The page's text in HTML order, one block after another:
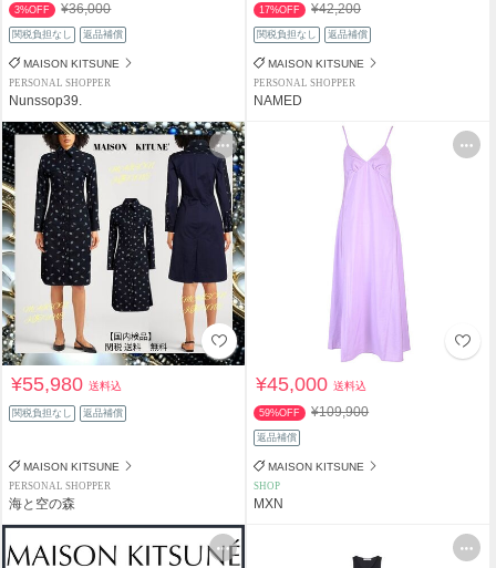
3%OFF ¥36,000
関税負担なし 返品補償
MAISON KITSUNE
PERSONAL SHOPPER
Nunssop39.
17%OFF ¥42,200
関税負担なし 返品補償
MAISON KITSUNE
PERSONAL SHOPPER
NAMED
¥55,980送料込
関税負担なし 返品補償
MAISON KITSUNE
PERSONAL SHOPPER
海と空の森
¥45,000送料込
59%OFF ¥109,900
返品補償
MAISON KITSUNE
SHOP
MXN